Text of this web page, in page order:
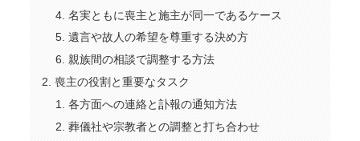
名実ともに喪主と施主が同一であるケース
遺言や故人の希望を尊重する決め方
親族間の相談で調整する方法
喪主の役割と重要なタスク
各方面への連絡と訃報の通知方法
葬儀社や宗教者との調整と打ち合わせ